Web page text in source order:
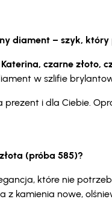
diament – szyk,
Katerina, czarne złoto,
w szlifie
i dla Ciebie.
(próba 585)?
które nie
z kamienia nowe,